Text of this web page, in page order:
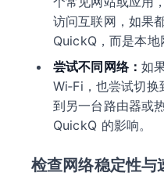
访问互联网，如果
QuickQ，而是本地
尝试不同网络：如
Wi‑Fi，也尝试切
到另一台路由器或
QuickQ 的影响。
检查网络稳定性与